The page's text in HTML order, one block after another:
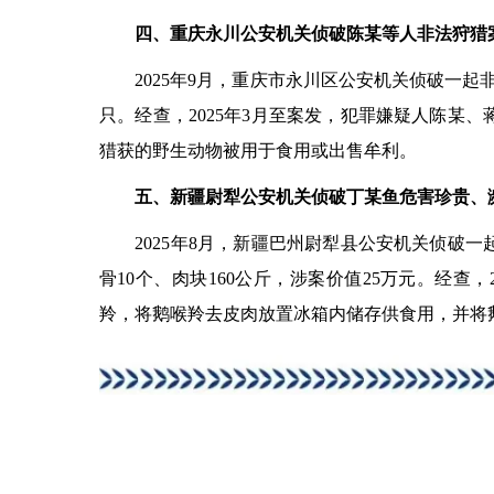
四、重庆永川公安机关侦破陈某等人非法狩猎
2025年9月，重庆市永川区公安机关侦破一起
只。经查，2025年3月至案发，犯罪嫌疑人陈某
猎获的野生动物被用于食用或出售牟利。
五、新疆尉犁公安机关侦破丁某鱼危害珍贵、
2025年8月，新疆巴州尉犁县公安机关侦破一
骨10个、肉块160公斤，涉案价值25万元。经查
羚，将鹅喉羚去皮肉放置冰箱内储存供食用，并